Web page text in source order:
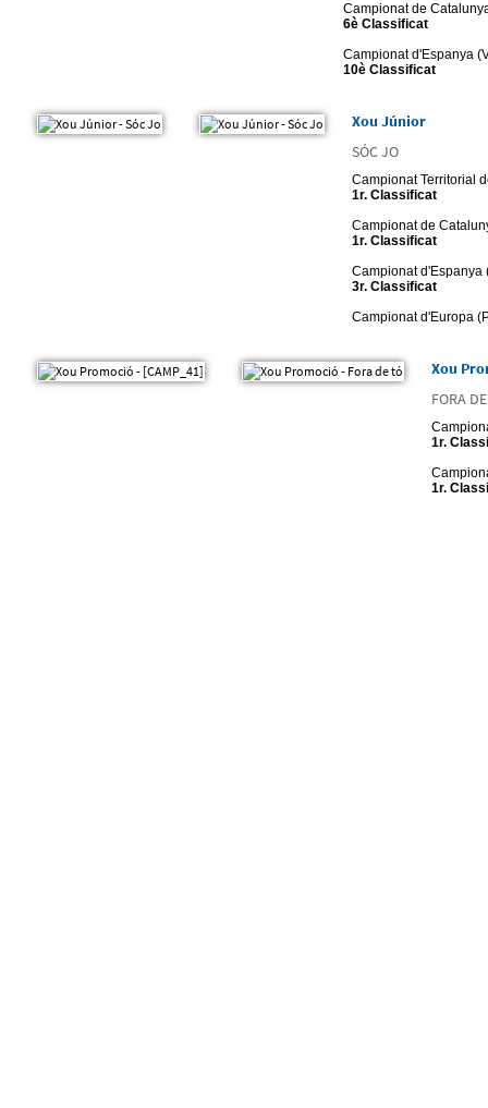
Campionat de
6è Classificat
Campionat d'Espanya
10è Classificat
Xou Júnior
SÓC JO
Campionat Territorial
1r. Classificat
Campionat de
1r. Classificat
Campionat d'Espanya
3r. Classificat
Campionat d'Europa
Xou
FORA
1r.
1r.